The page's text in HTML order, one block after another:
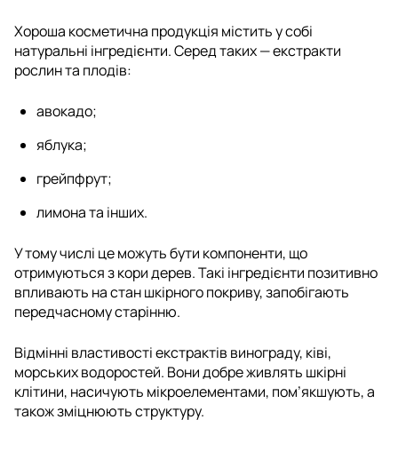
Хороша косметична продукція містить у собі
натуральні інгредієнти. Серед таких — екстракти
рослин та плодів:
авокадо;
яблука;
грейпфрут;
лимона та інших.
У тому числі це можуть бути компоненти, що
отримуються з кори дерев. Такі інгредієнти позитивно
впливають на стан шкірного покриву, запобігають
передчасному старінню.
Відмінні властивості екстрактів винограду, ківі,
морських водоростей. Вони добре живлять шкірні
клітини, насичують мікроелементами, пом’якшують, а
також зміцнюють структуру.